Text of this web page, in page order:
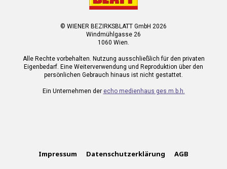
© WIENER BEZIRKSBLATT GmbH 2026
Windmühlgasse 26
1060 Wien.
Alle Rechte vorbehalten. Nutzung ausschließlich für den privaten
Eigenbedarf. Eine Weiterverwendung und Reproduktion über den
persönlichen Gebrauch hinaus ist nicht gestattet.
Ein Unternehmen der echo medienhaus ges.m.b.h.
Impressum Datenschutzerklärung AGB